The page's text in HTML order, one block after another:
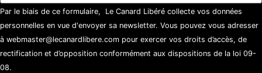
Par le biais de ce formulaire, Le Canard Libéré collecte vos données
personnelles en vue d'envoyer sa newsletter. Vous pouvez vous adresser
à webmaster@lecanardlibere.com pour exercer vos droits d’accès, de
rectification et d’opposition conformément aux dispositions de la loi 09-
08.